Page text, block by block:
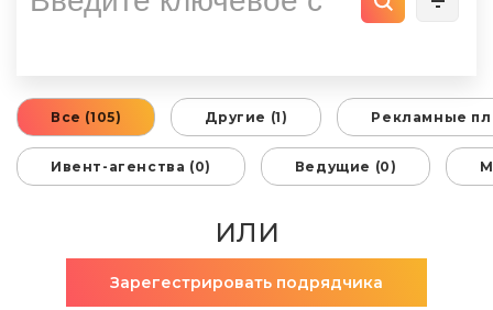
Все (105) Другие (1) Рекламные
Ивент-агенства (0) Ведущие (0)
ИЛИ
Зарегестрировать подрядчика